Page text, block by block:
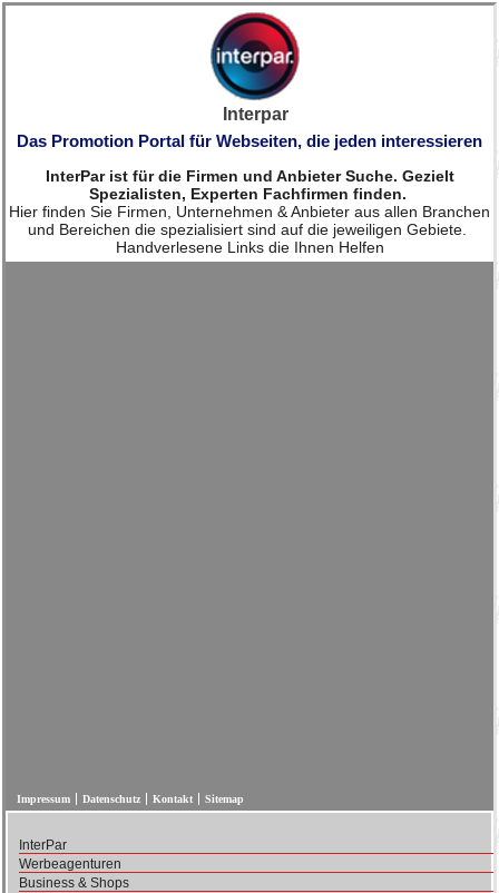
Interpar
Das Promotion Portal für Webseiten, die jeden interessieren
InterPar ist für die Firmen und Anbieter Suche. Gezielt
Spezialisten, Experten Fachfirmen finden.
Hier finden Sie Firmen, Unternehmen & Anbieter aus allen Branchen
und Bereichen die spezialisiert sind auf die jeweiligen Gebiete.
Handverlesene Links die Ihnen Helfen
Impressum Datenschutz Kontakt Sitemap
InterPar
Werbeagenturen
Business & Shops